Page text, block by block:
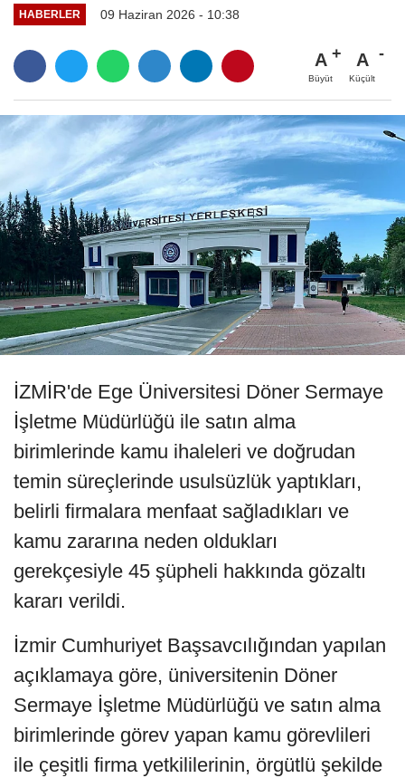
HABERLER 09 Haziran 2026 - 10:38
A
Büyüt
A
Küçült
İZMİR'de Ege Üniversitesi Döner Sermaye
İşletme Müdürlüğü ile satın alma
birimlerinde kamu ihaleleri ve doğrudan
temin süreçlerinde usulsüzlük yaptıkları,
belirli firmalara menfaat sağladıkları ve
kamu zararına neden oldukları
gerekçesiyle 45 şüpheli hakkında gözaltı
kararı verildi.
İzmir Cumhuriyet Başsavcılığından yapılan
açıklamaya göre, üniversitenin Döner
Sermaye İşletme Müdürlüğü ve satın alma
birimlerinde görev yapan kamu görevlileri
ile çeşitli firma yetkililerinin, örgütlü şekilde